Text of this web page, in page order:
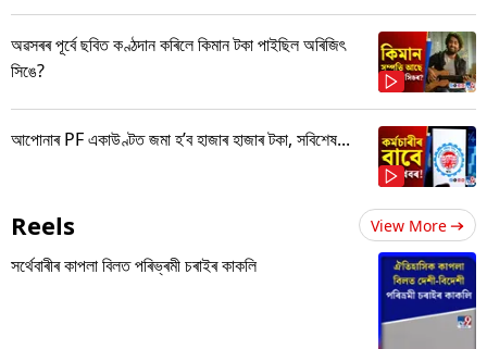
অৱসৰৰ পূৰ্বে ছবিত কণ্ঠদান কৰিলে কিমান টকা পাইছিল অৰিজিৎ
সিঙে?
আপোনাৰ PF একাউণ্টত জমা হ’ব হাজাৰ হাজাৰ টকা, সবিশেষ...
Reels View More
সৰ্থেবাৰীৰ কাপলা বিলত পৰিভ্ৰমী চৰাইৰ কাকলি